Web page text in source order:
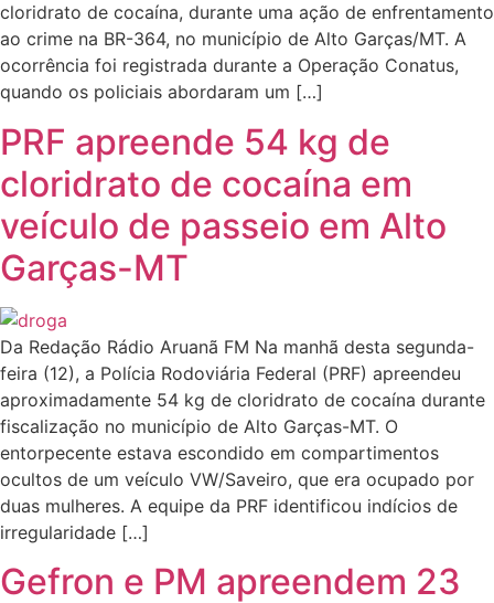
cloridrato de cocaína, durante uma ação de enfrentamento
ao crime na BR-364, no município de Alto Garças/MT. A
ocorrência foi registrada durante a Operação Conatus,
quando os policiais abordaram um […]
PRF apreende 54 kg de
cloridrato de cocaína em
veículo de passeio em Alto
Garças-MT
Da Redação Rádio Aruanã FM Na manhã desta segunda-
feira (12), a Polícia Rodoviária Federal (PRF) apreendeu
aproximadamente 54 kg de cloridrato de cocaína durante
fiscalização no município de Alto Garças-MT. O
entorpecente estava escondido em compartimentos
ocultos de um veículo VW/Saveiro, que era ocupado por
duas mulheres. A equipe da PRF identificou indícios de
irregularidade […]
Gefron e PM apreendem 23